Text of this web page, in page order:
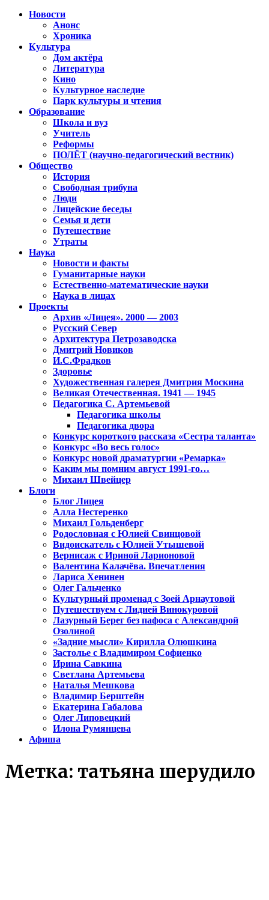
Новости
Анонс
Хроника
Культура
Дом актёра
Литература
Кино
Культурное наследие
Парк культуры и чтения
Образование
Школа и вуз
Учитель
Реформы
ПОЛЁТ (научно-педагогический вестник)
Общество
История
Свободная трибуна
Люди
Лицейские беседы
Семья и дети
Путешествие
Утраты
Наука
Новости и факты
Гуманитарные науки
Естественно-математические науки
Наука в лицах
Проекты
Архив «Лицея». 2000 — 2003
Русский Север
Архитектура Петрозаводска
Дмитрий Новиков
И.С.Фрадков
Здоровье
Художественная галерея Дмитрия Москина
Великая Отечественная. 1941 — 1945
Педагогика С. Артемьевой
Педагогика школы
Педагогика двора
Конкурс короткого рассказа «Сестра таланта»
Конкурс «Во весь голос»
Конкурс новой драматургии «Ремарка»
Каким мы помним август 1991-го…
Михаил Швейцер
Блоги
Блог Лицея
Алла Нестеренко
Михаил Гольденберг
Родословная с Юлией Свинцовой
Видоискатель с Юлией Утышевой
Вернисаж с Ириной Ларионовой
Валентина Калачёва. Впечатления
Лариса Хенинен
Олег Гальченко
Культурный променад с Зоей Арнаутовой
Путешествуем с Лидией Винокуровой
Лазурный Берег без пафоса с Александрой
Озолиной
«Задние мысли» Кирилла Олюшкина
Застолье с Владимиром Софиенко
Ирина Савкина
Светлана Артемьева
Наталья Мешкова
Владимир Берштейн
Екатерина Габалова
Олег Липовецкий
Илона Румянцева
Афиша
Метка: татьяна шерудило